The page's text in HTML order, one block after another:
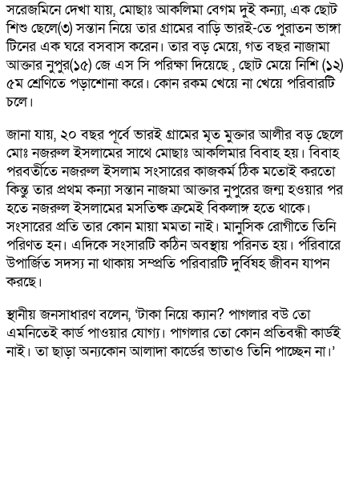
সরেজমিনে দেখা যায়, মোছাঃ আকলিমা বেগম দুই কন্যা, এক ছোট
শিশু ছেলে(৩) সন্তান নিয়ে তার গ্রামের বাড়ি ভারই-তে পুরাতন ভাঙ্গা
টিনের এক ঘরে বসবাস করেন। তার বড় মেয়ে, গত বছর নাজামা
আক্তার নুপুর(১৫) জে এস সি পরিক্ষা দিয়েছে , ছোট মেয়ে নিশি (১২)
৫ম শ্রেণিতে পড়াশোনা করে। কোন রকম খেয়ে না খেয়ে পরিবারটি
চলে।
জানা যায়, ২০ বছর পূর্বে ভারই গ্রামের মৃত মুক্তার আলীর বড় ছেলে
মোঃ নজরুল ইসলামের সাথে মোছাঃ আকলিমার বিবাহ হয়। বিবাহ
পরবর্তীতে নজরুল ইসলাম সংসারের কাজকর্ম ঠিক মতোই করতো
কিন্তু তার প্রথম কন্যা সন্তান নাজমা আক্তার নুপুরের জন্ম হওয়ার পর
হতে নজরুল ইসলামের মসতিষ্ক ক্রমেই বিকলাঙ্গ হতে থাকে।
সংসারের প্রতি তার কোন মায়া মমতা নাই। মানুসিক রোগীতে তিনি
পরিণত হন। এদিকে সংসারটি কঠিন অবস্থায় পরিনত হয়। র্পরিবারে
উপার্জিত সদস্য না থাকায় সম্প্রতি পরিবারটি দুর্বিষহ জীবন যাপন
করছে।
স্থানীয় জনসাধারণ বলেন, ‘টাকা নিয়ে ক্যান? পাগলার বউ তো
এমনিতেই কার্ড পাওয়ার যোগ্য। পাগলার তো কোন প্রতিবন্ধী কার্ডই
নাই। তা ছাড়া অন্যকোন আলাদা কার্ডের ভাতাও তিনি পাচ্ছেন না।’